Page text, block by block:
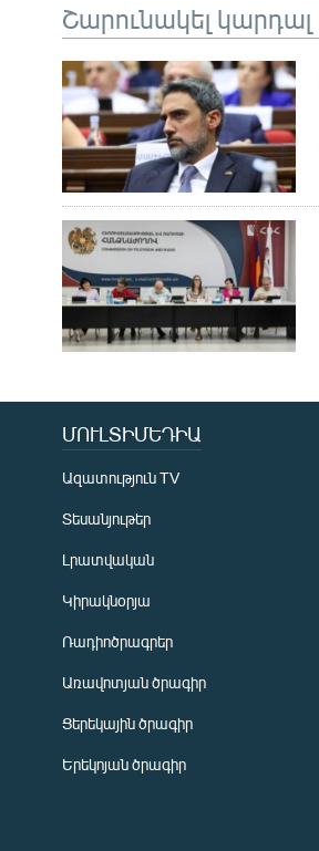
Շարունակել կարդալ
ՄՈՒԼՏԻՄԵԴԻԱ
Ազատություն TV
Տեսանյութեր
Լրատվական
Կիրակնօրյա
Ռադիոծրագրեր
Առավոտյան ծրագիր
Ցերեկային ծրագիր
Երեկոյան ծրագիր